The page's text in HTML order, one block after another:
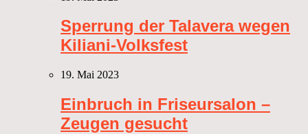
Sperrung der Talavera wegen
Kiliani-Volksfest
19. Mai 2023
Einbruch in Friseursalon –
Zeugen gesucht